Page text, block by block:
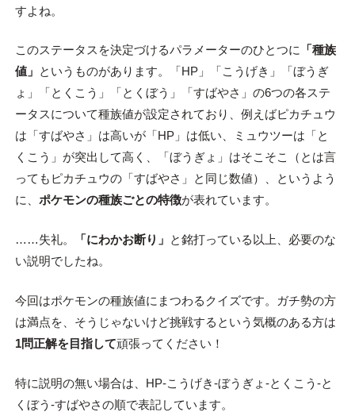
すよね。
このステータスを決定づけるパラメーターのひとつに
「種族
値」 というものがあります。「HP」「こうげき」「ぼうぎ
ょ」「とくこう」「とくぼう」「すばやさ」の6つの各ステ
ータスについて種族値が設定されており、例えばピカチュウ
は「すばやさ」は高いが「HP」は低い、ミュウツーは「と
くこう」が突出して高く、「ぼうぎょ」はそこそこ（とは言
ってもピカチュウの「すばやさ」と同じ数値）、というよう
に、 ポケモンの種族ごとの特徴が表れています。
……失礼。 「にわかお断り」 と銘打っている以上、必要のな
い説明でしたね。
今回はポケモンの種族値にまつわるクイズです。ガチ勢の方
は満点を、そうじゃないけど挑戦するという気概のある方は
1問正解を目指して頑張ってください！
特に説明の無い場合は、HP-こうげき-ぼうぎょ-とくこう-と
くぼう-すばやさの順で表記しています。